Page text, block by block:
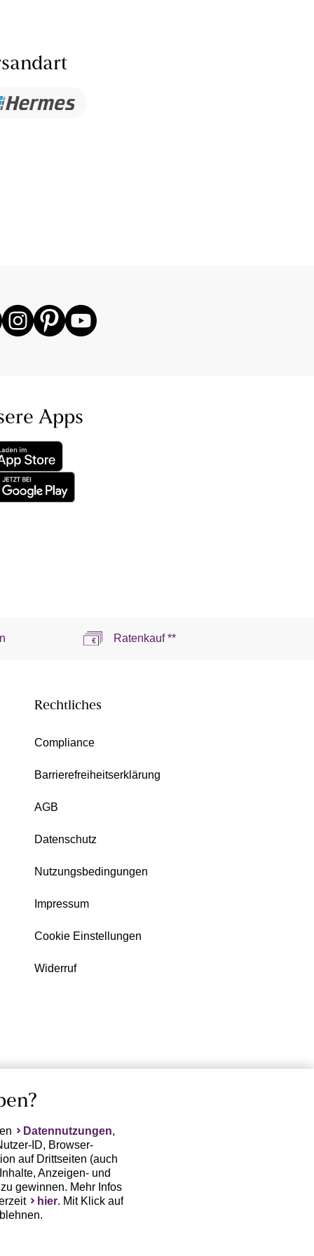
Apps
Ratenkauf **
Rechtliches
Compliance
Barrierefreiheitserklärung
AGB
Datenschutz
Nutzungsbedingungen
Impressum
Cookie Einstellungen
Widerruf
Datennutzungen,
ID, Browser-
auf Drittseiten (auch
Anzeigen- und
gewinnen. Mehr Infos
hier. Mit Klick auf